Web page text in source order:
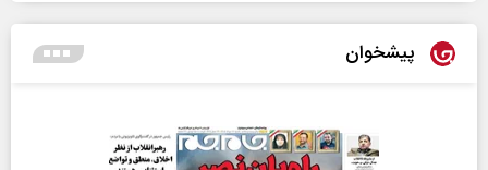
پیشخوان